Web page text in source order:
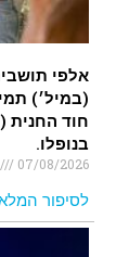
אלפי
בנופלו.
07/08/2026
לסיפור